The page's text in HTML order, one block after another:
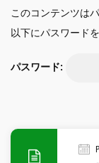
このコンテンツは
以下にパスワード
パスワード: